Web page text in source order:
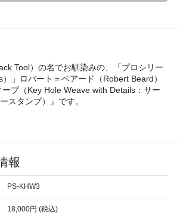
Tool）の名でお馴染みの、「プロシリー
」ロバート＝ベアード（Robert Beard）
ブ（Key Hole Weave with Details：サー
スタンプ）』です。
報
PS-KHW3
18,000円 (税込)